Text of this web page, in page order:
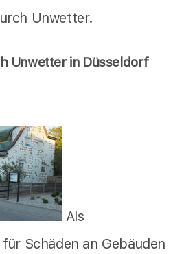
Unwetter.
Unwetter in Düsseldorf
Als
Schäden an Gebäuden